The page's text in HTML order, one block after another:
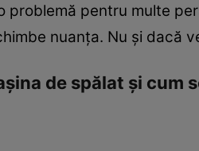
problemă pentru multe
nuanţa. Nu şi dacă
de spălat şi cum